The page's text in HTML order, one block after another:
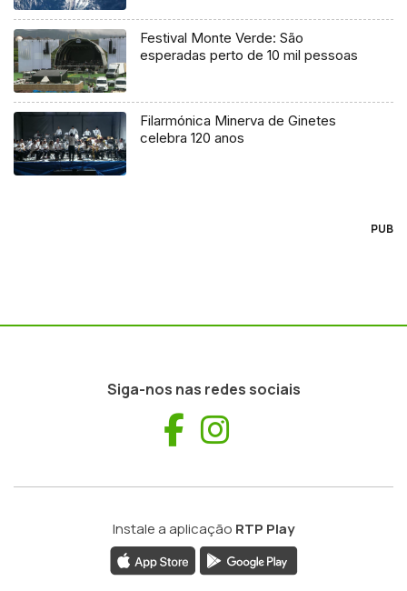
Festival Monte Verde: São
esperadas perto de 10 mil pessoas
Filarmónica Minerva de Ginetes
celebra 120 anos
PUB
Siga-nos nas redes sociais
Facebook
Instale a aplicação RTP Play